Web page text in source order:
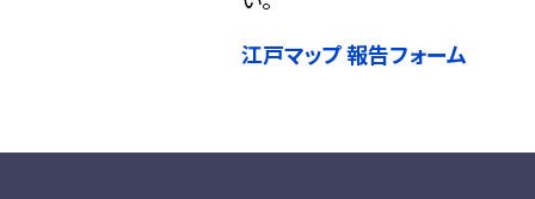
江戸マップ 報告フォーム